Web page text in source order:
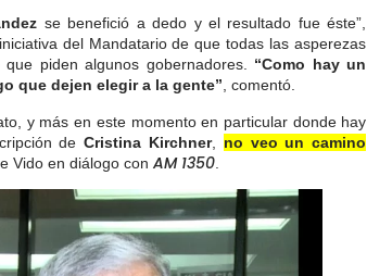
se benefició a dedo y el resultado fue éste”,
del Mandatario de que todas las asperezas
piden algunos gobernadores. “Como hay un
que dejen elegir a la gente”, comentó.
y más en este momento en particular donde hay
deCristina Kirchner, no veo un camino
Vido en diálogo con AM 1350